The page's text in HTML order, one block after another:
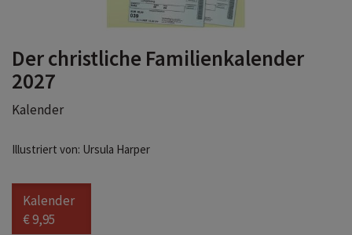
Der christliche Familienkalender
2027
Kalender
Illustriert von: Ursula Harper
Kalender
€ 9,95